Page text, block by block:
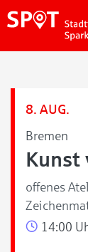
8. AUG.
Bremen
Kunst
offenes
14:00